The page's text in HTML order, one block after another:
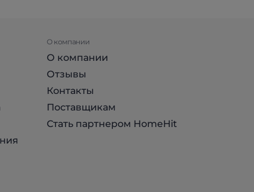
О компании
О компании
Отзывы
Контакты
Поставщикам
Стать партнером HomeHit